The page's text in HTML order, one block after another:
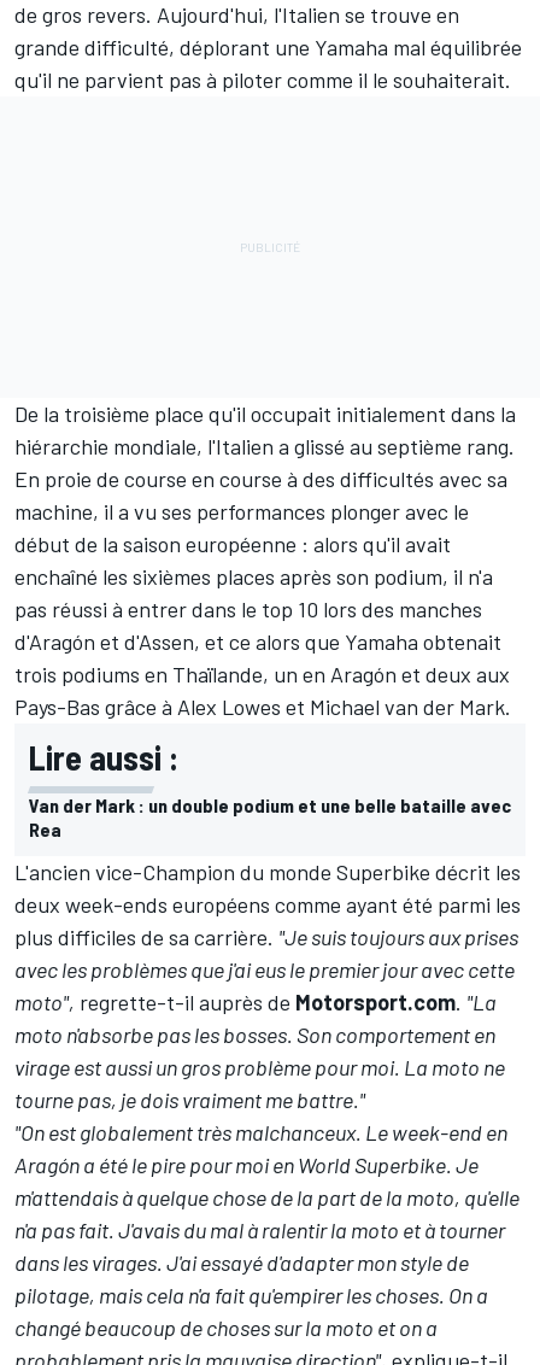
de gros revers. Aujourd'hui, l'Italien se trouve en
grande difficulté, déplorant une Yamaha mal équilibrée
qu'il ne parvient pas à piloter comme il le souhaiterait.
De la troisième place qu'il occupait initialement dans la
hiérarchie mondiale, l'Italien a glissé au septième rang.
En proie de course en course à des difficultés avec sa
machine, il a vu ses performances plonger avec le
début de la saison européenne : alors qu'il avait
enchaîné les sixièmes places après son podium, il n'a
pas réussi à entrer dans le top 10 lors des manches
d'Aragón et d'Assen, et ce alors que Yamaha obtenait
trois podiums en Thaïlande, un en Aragón et deux aux
Pays-Bas grâce à Alex Lowes et Michael van der Mark.
Lire aussi :
Van der Mark : un double podium et une belle bataille avec
Rea
L'ancien vice-Champion du monde Superbike décrit les
deux week-ends européens comme ayant été parmi les
plus difficiles de sa carrière. "Je suis toujours aux prises
avec les problèmes que j'ai eus le premier jour avec cette
moto", regrette-t-il auprès de Motorsport.com. "La
moto n'absorbe pas les bosses. Son comportement en
virage est aussi un gros problème pour moi. La moto ne
tourne pas, je dois vraiment me battre."
"On est globalement très malchanceux. Le week-end en
Aragón a été le pire pour moi en World Superbike. Je
m'attendais à quelque chose de la part de la moto, qu'elle
n'a pas fait. J'avais du mal à ralentir la moto et à tourner
dans les virages. J'ai essayé d'adapter mon style de
pilotage, mais cela n'a fait qu'empirer les choses. On a
changé beaucoup de choses sur la moto et on a